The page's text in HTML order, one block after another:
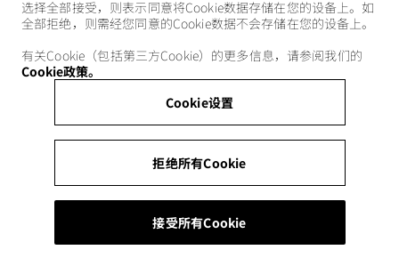
选择全部接受，则表示同意将Cookie数据存储在您的设备上。如
全部拒绝，则需经您同意的Cookie数据不会存储在您的设备上。
有关Cookie（包括第三方Cookie）的更多信息，请参阅我们的
Cookie政策。
Cookie设置
拒绝所有Cookie
接受所有Cookie